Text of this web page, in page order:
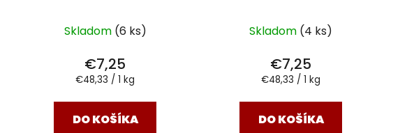
Skladom (6 ks)
€7,25
Jednotková
€48,33 / 1 kg
DO KOŠÍKA
Skladom (4 ks)
€7,25
Jednotková
€48,33 / 1 kg
DO KOŠÍKA